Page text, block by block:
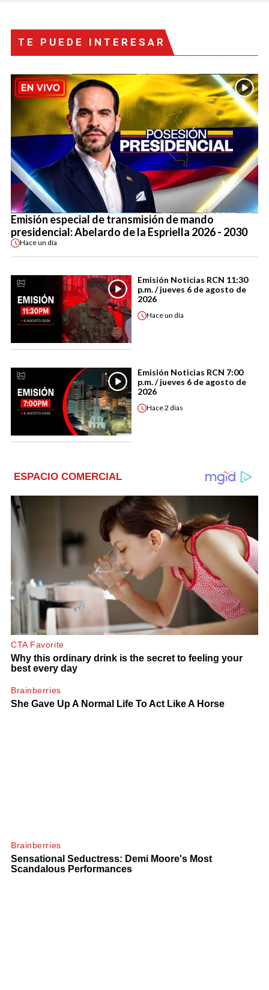
TE PUEDE INTERESAR
Emisión especial de transmisión de mando
presidencial: Abelardo de la Espriella 2026 - 2030
Haceun día
Emisión Noticias RCN 11:30
p.m. / jueves 6 de agosto de
2026
Haceun día
Emisión Noticias RCN 7:00
p.m. / jueves 6 de agosto de
2026
Hace2 días